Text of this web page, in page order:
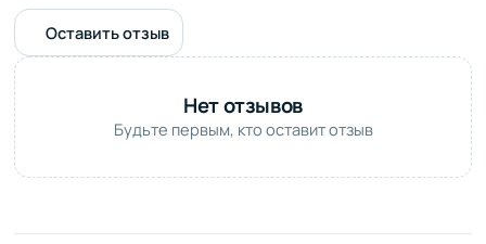
Оставить отзыв
Нет отзывов
Будьте первым, кто оставит отзыв